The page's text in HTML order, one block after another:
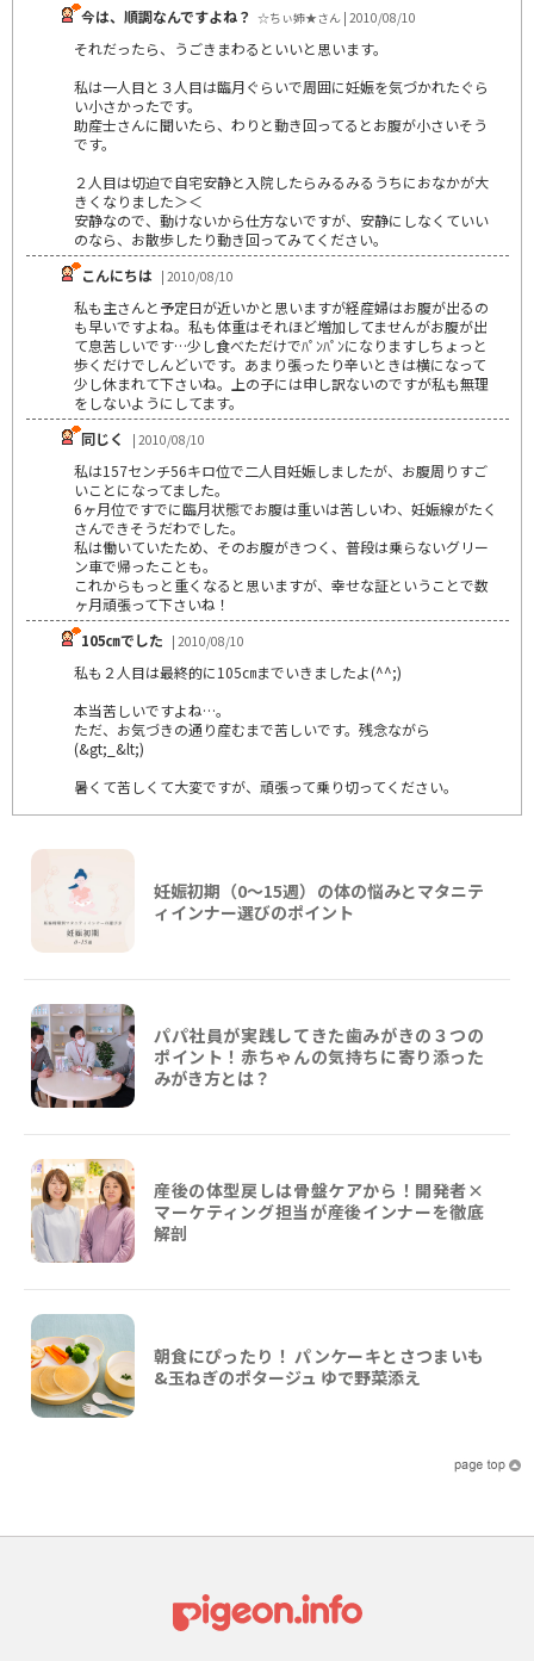
今は、順調なんですよね？ ☆ちぃ姉★さん | 2010/08/10
それだったら、うごきまわるといいと思います。
私は一人目と３人目は臨月ぐらいで周囲に妊娠を気づかれたぐら
い小さかったです。
助産士さんに聞いたら、わりと動き回ってるとお腹が小さいそう
です。
２人目は切迫で自宅安静と入院したらみるみるうちにおなかが大
きくなりました＞＜
安静なので、動けないから仕方ないですが、安静にしなくていい
のなら、お散歩したり動き回ってみてください。
こんにちは | 2010/08/10
私も主さんと予定日が近いかと思いますが経産婦はお腹が出るの
も早いですよね。私も体重はそれほど増加してませんがお腹が出
て息苦しいです…少し食べただけでﾊﾟﾝﾊﾟﾝになりますしちょっと
歩くだけでしんどいです。あまり張ったり辛いときは横になって
少し休まれて下さいね。上の子には申し訳ないのですが私も無理
をしないようにしてます。
同じく
| 2010/08/10
私は157センチ56キロ位で二人目妊娠しましたが、お腹周りすご
いことになってました。
6ヶ月位ですでに臨月状態でお腹は重いは苦しいわ、妊娠線がたく
さんできそうだわでした。
私は働いていたため、そのお腹がきつく、普段は乗らないグリー
ン車で帰ったことも。
これからもっと重くなると思いますが、幸せな証ということで数
ヶ月頑張って下さいね！
105㎝でした | 2010/08/10
私も２人目は最終的に105㎝までいきましたよ(^^;)
本当苦しいですよね…。
ただ、お気づきの通り産むまで苦しいです。残念ながら
(&gt;_&lt;)
暑くて苦しくて大変ですが、頑張って乗り切ってください。
妊娠初期（0〜15週）の体の悩みとマタニテ
ィインナー選びのポイント
パパ社員が実践してきた歯みがきの３つの
ポイント！赤ちゃんの気持ちに寄り添った
みがき方とは？
産後の体型戻しは骨盤ケアから！開発者×
マーケティング担当が産後インナーを徹底
解剖
朝食にぴったり！ パンケーキとさつまいも
&玉ねぎのポタージュ ゆで野菜添え